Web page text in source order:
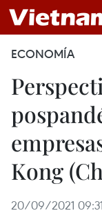
ECONOMÍA
Kong
20/09/2021 09:31